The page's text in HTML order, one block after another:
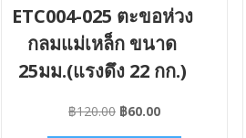
ETC004-025 ตะขอห่วง
กลมแม่เหล็ก ขนาด
25มม.(แรงดึง 22 กก.)
฿120.00 Original
฿60.00Current